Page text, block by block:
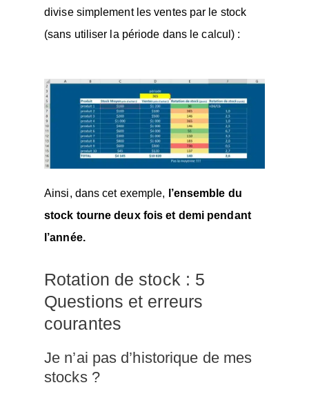
divise simplement les ventes par le stock
(sans utiliser la période dans le calcul) :
Ainsi, dans cet exemple,
l’ensemble du
stock tourne deux fois et demi pendant
l’année.
Rotation de stock : 5
Questions et erreurs
courantes
Je n’ai pas d’historique de mes
stocks ?